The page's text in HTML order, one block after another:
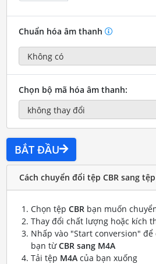
Chuẩn hóa âm thanh
Chọn bộ mã hóa âm thanh:
BẮT ĐẦU
Cách chuyển đổi tệp CBR sang tệp
Chọn tệp CBRbạn muốn
Thay đổi chất lượng hoặc kích
Nhấp vào "Start conversion"
bạn từCBR sang M4A
Tải tệp M4Acủa bạn xuống